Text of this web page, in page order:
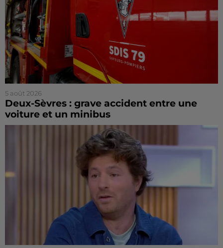
5 août 2026
Deux-Sèvres : grave accident entre une
voiture et un minibus